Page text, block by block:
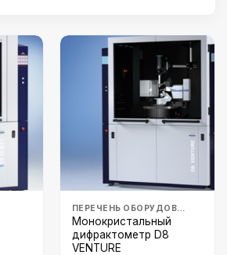
Монокристальный
дифрактометр D8
VENTURE